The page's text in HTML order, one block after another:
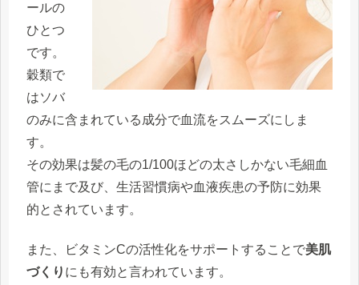
ールの
ひとつ
です。
穀類で
はソバ
のみに含まれている成分で血流をスムーズにしま
す。
その効果は髪の毛の1/100ほどの太さしかない毛細血
管にまで及び、生活習慣病や血液疾患の予防に効果
的とされています。
また、ビタミンCの活性化をサポートすることで美肌
づくり にも有効と言われています。